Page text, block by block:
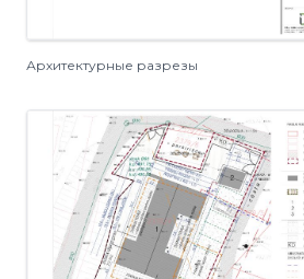
Архитектурные разрезы